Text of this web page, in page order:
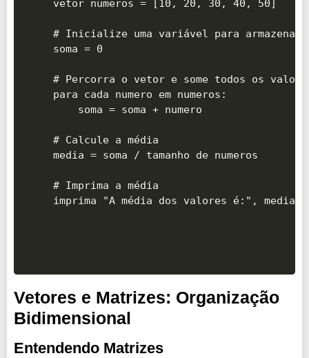
vetor numeros = [10, 20, 30, 40, 50]
# Inicialize uma variável para armazenar
soma = 0
# Percorra o vetor e some todos os
para cada numero em numeros:
    soma = soma + numero
# Calcule a média
media = soma / tamanho de numeros
# Imprima a média
Vetores e Matrizes: Organização
Bidimensional
Entendendo Matrizes